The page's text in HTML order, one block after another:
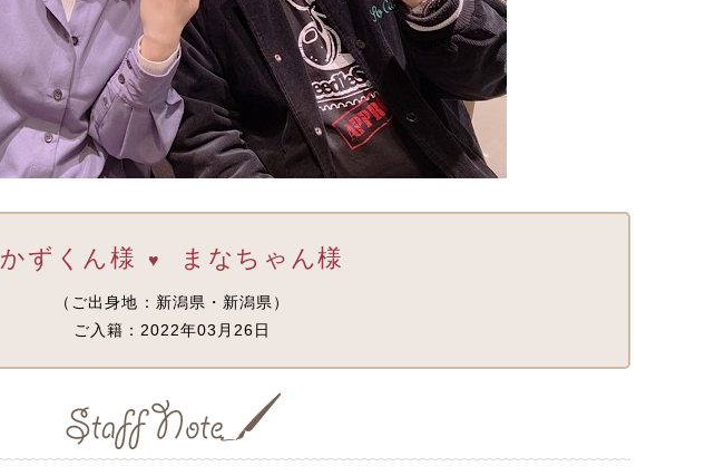
かずくん様 ♥ まなちゃん様
（ご出身地：新潟県・新潟県）
ご入籍：2022年03月26日